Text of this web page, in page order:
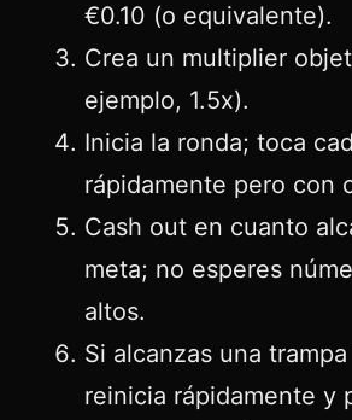
€0.10 (o equivalente).
Crea un multiplier
ejemplo, 1.5x).
Inicia la ronda; toca
rápidamente pero con
Cash out en cuanto
meta; no esperes
altos.
Si alcanzas una
reinicia rápidamente y